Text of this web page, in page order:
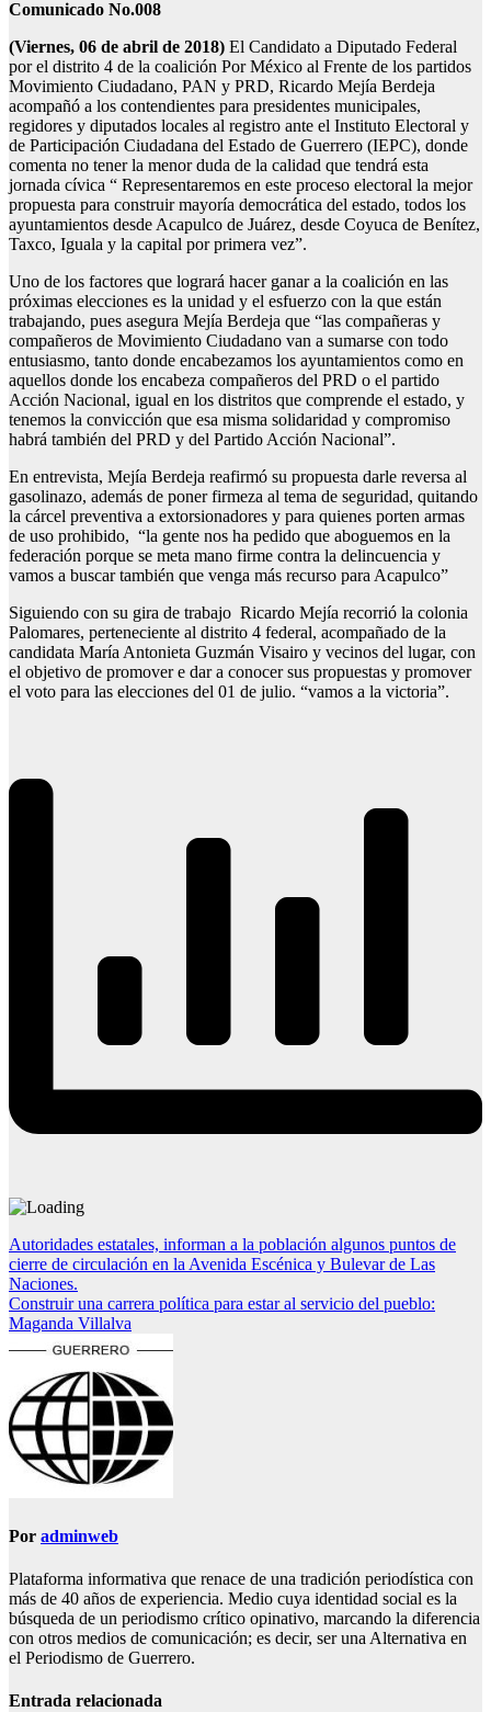
Comunicado No.008
(Viernes, 06 de abril de 2018) El Candidato a Diputado Federal
por el distrito 4 de la coalición Por México al Frente de los partidos
Movimiento Ciudadano, PAN y PRD, Ricardo Mejía Berdeja
acompañó a los contendientes para presidentes municipales,
regidores y diputados locales al registro ante el Instituto Electoral y
de Participación Ciudadana del Estado de Guerrero (IEPC), donde
comenta no tener la menor duda de la calidad que tendrá esta
jornada cívica “ Representaremos en este proceso electoral la mejor
propuesta para construir mayoría democrática del estado, todos los
ayuntamientos desde Acapulco de Juárez, desde Coyuca de Benítez,
Taxco, Iguala y la capital por primera vez”.
Uno de los factores que logrará hacer ganar a la coalición en las
próximas elecciones es la unidad y el esfuerzo con la que están
trabajando, pues asegura Mejía Berdeja que “las compañeras y
compañeros de Movimiento Ciudadano van a sumarse con todo
entusiasmo, tanto donde encabezamos los ayuntamientos como en
aquellos donde los encabeza compañeros del PRD o el partido
Acción Nacional, igual en los distritos que comprende el estado, y
tenemos la convicción que esa misma solidaridad y compromiso
habrá también del PRD y del Partido Acción Nacional”.
En entrevista, Mejía Berdeja reafirmó su propuesta darle reversa al
gasolinazo, además de poner firmeza al tema de seguridad, quitando
la cárcel preventiva a extorsionadores y para quienes porten armas
de uso prohibido, “la gente nos ha pedido que aboguemos en la
federación porque se meta mano firme contra la delincuencia y
vamos a buscar también que venga más recurso para Acapulco”
Siguiendo con su gira de trabajo Ricardo Mejía recorrió la colonia
Palomares, perteneciente al distrito 4 federal, acompañado de la
candidata María Antonieta Guzmán Visairo y vecinos del lugar, con
el objetivo de promover e dar a conocer sus propuestas y promover
el voto para las elecciones del 01 de julio. “vamos a la victoria”.
Navegación
de
entradas
Autoridades estatales, informan a la población algunos puntos de
cierre de circulación en la Avenida Escénica y Bulevar de Las
Naciones.
Construir una carrera política para estar al servicio del pueblo:
Maganda Villalva
Por adminweb
Plataforma informativa que renace de una tradición periodística con
más de 40 años de experiencia. Medio cuya identidad social es la
búsqueda de un periodismo crítico opinativo, marcando la diferencia
con otros medios de comunicación; es decir, ser una Alternativa en
el Periodismo de Guerrero.
Entrada relacionada